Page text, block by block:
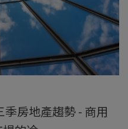
房地產趨勢 - 商用